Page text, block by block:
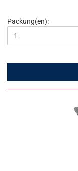
Packung(en):